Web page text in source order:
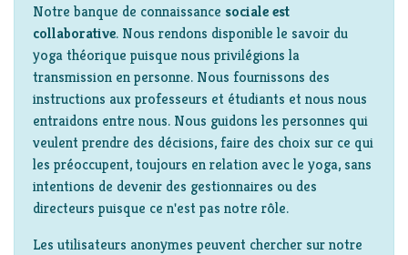
Notre banque de connaissance sociale est
collaborative. Nous rendons disponible le savoir du
yoga théorique puisque nous privilégions la
transmission en personne. Nous fournissons des
instructions aux professeurs et étudiants et nous nous
entraidons entre nous. Nous guidons les personnes qui
veulent prendre des décisions, faire des choix sur ce qui
les préoccupent, toujours en relation avec le yoga, sans
intentions de devenir des gestionnaires ou des
directeurs puisque ce n'est pas notre rôle.
Les utilisateurs anonymes peuvent chercher sur notre